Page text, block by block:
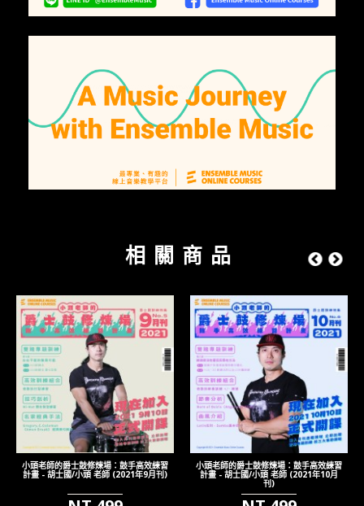
相關商品
小頭老師的爵士鼓修煉場：鼓手高效練習
計畫 - 胡士國/小頭 老師 (2021年9月刊)
小頭老師的爵士鼓修煉場：鼓手高效練習
計畫 - 胡士國/小頭 老師 (2021年10月
刊)